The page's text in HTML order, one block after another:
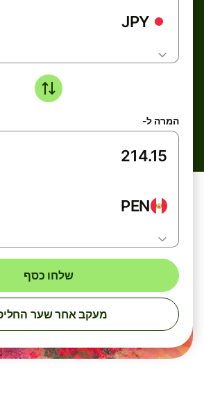
JPY
המרה ל-
PEN
שלחו כסף
מעקב אחר שער החליפין